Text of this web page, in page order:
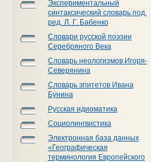
Экспериментальный
синтаксический словарь под.
ред. Л. Г. Бабенко
Словари русской поэзии
Серебряного Века
Словарь неологизмов Игоря-
Северянина
Словарь эпитетов Ивана
Бунина
Русская идиоматика
Социолингвистика
Электронная база данных
«Географическая
терминология Европейского